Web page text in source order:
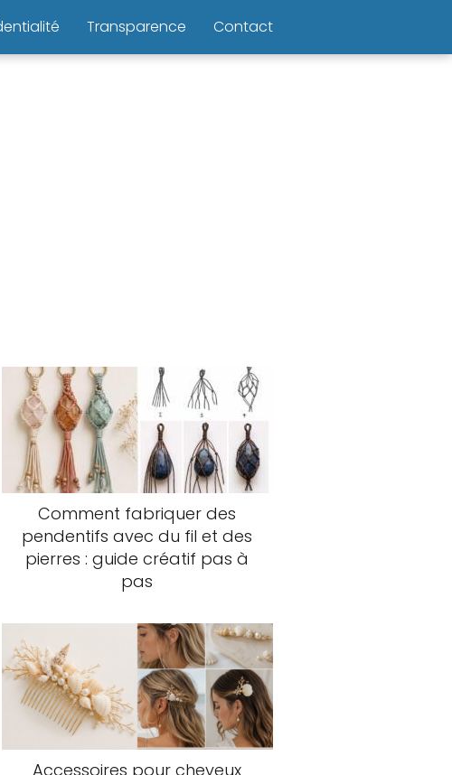
Transparence Contact
Comment fabriquer des
pendentifs avec du fil et des
pierres : guide créatif pas à
pas
Accessoires pour cheveux